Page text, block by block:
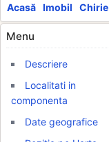
Acasă Imobil Chirie
Menu
Descriere
Localitati in
componenta
Date geografice